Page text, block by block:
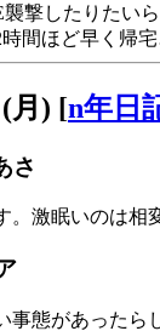
撃したりたい
間ほど早く帰宅
月) [n年日
さ
。激眠いのは相
事態があったら